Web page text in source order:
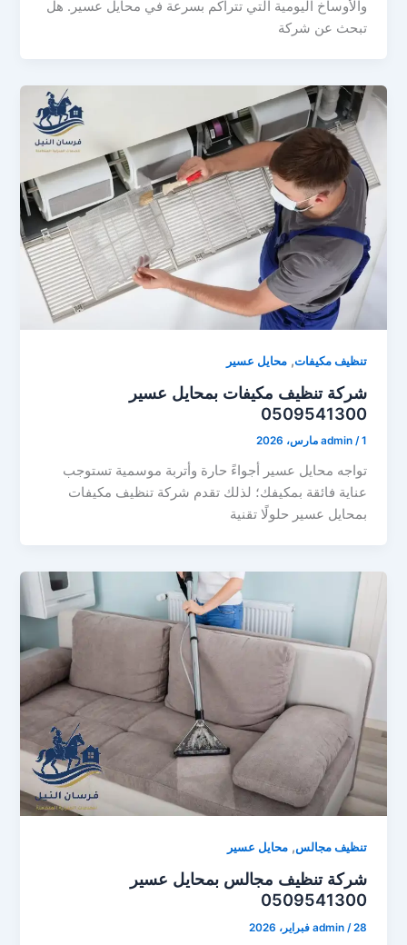
والأوساخ اليومية التي تتراكم بسرعة في محايل عسير. هل
تبحث عن شركة
تنظيف مكيفات,محايل عسير
شركة تنظيف مكيفات بمحايل عسير
0509541300
admin /1 مارس، 2026
تواجه محايل عسير أجواءً حارة وأتربة موسمية تستوجب
عناية فائقة بمكيفك؛ لذلك تقدم شركة تنظيف مكيفات
بمحايل عسير حلولًا تقنية
تنظيف مجالس,محايل عسير
شركة تنظيف مجالس بمحايل عسير
0509541300
admin /28 فبراير، 2026